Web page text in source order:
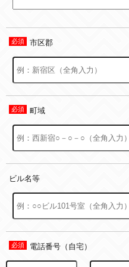
市区郡
町域
ビル名等
電話番号（自宅）